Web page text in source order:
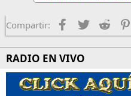
Compartir: Facebook
TwitterReddit
RADIO EN VIVO